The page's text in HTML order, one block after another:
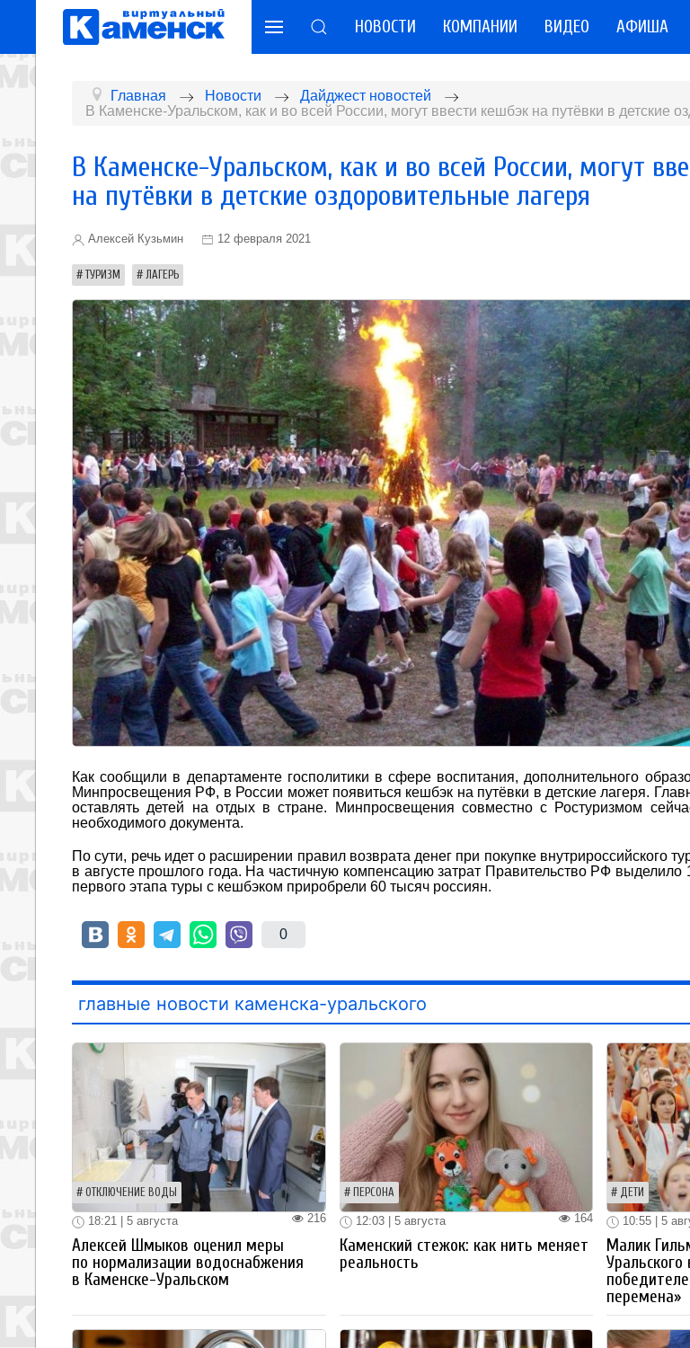
НОВОСТИ КОМПАНИИ ВИДЕО АФИША
Главная Новости
Дайджест новостей
В Каменске-Уральском, как и во всей России, могут ввести кешбэк на путёвки в детские
В Каменске-Уральском, как и во всей России, могут
на путёвки в детские оздоровительные лагеря
Алексей Кузьмин 12 февраля 2021
ТУРИЗМ ЛАГЕРЬ
Как сообщили в департаменте госполитики в сфере воспитания, дополнительного
Минпросвещения РФ, в России может появиться кешбэк на путёвки в детские лагеря.
оставлять детей на отдых в стране. Минпросвещения совместно с Ростуризмом
необходимого документа.
По сути, речь идет о расширении правил возврата денег при покупке внутрироссийского
в августе прошлого года. На частичную компенсацию затрат Правительство РФ
первого этапа туры с кешбэком приробрели 60 тысяч россиян.
0
главные новости каменска-уральского
ОТКЛЮЧЕНИЕ ВОДЫ
216
18:21 | 5 августа
Алексей Шмыков оценил меры
по нормализации водоснабжения
в Каменске-Уральском
ПЕРСОНА
164
12:03 | 5 августа
Каменский стежок: как нить меняет
реальность
ДЕТИ
10:55 | 5
Малик
перемена»